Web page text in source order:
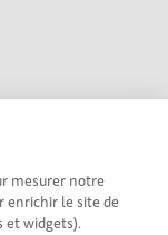
mesurer notre
enrichir le site de
et widgets).
passionnés de
- Pas d'Utilisation